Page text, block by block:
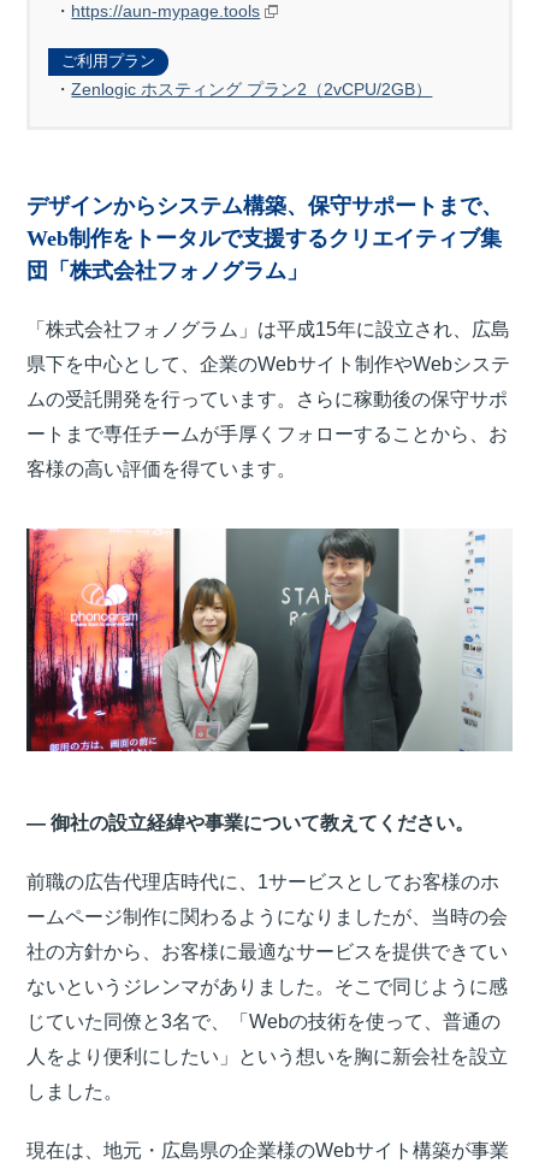
https://aun-mypage.tools
ご利用プラン
Zenlogic ホスティング プラン2（2vCPU/2GB）
デザインからシステム構築、保守サポートまで、
Web制作をトータルで支援するクリエイティブ集
団「株式会社フォノグラム」
「株式会社フォノグラム」は平成15年に設立され、広島
県下を中心として、企業のWebサイト制作やWebシステ
ムの受託開発を行っています。さらに稼動後の保守サポ
ートまで専任チームが手厚くフォローすることから、お
客様の高い評価を得ています。
― 御社の設立経緯や事業について教えてください。
前職の広告代理店時代に、1サービスとしてお客様のホ
ームページ制作に関わるようになりましたが、当時の会
社の方針から、お客様に最適なサービスを提供できてい
ないというジレンマがありました。そこで同じように感
じていた同僚と3名で、「Webの技術を使って、普通の
人をより便利にしたい」という想いを胸に新会社を設立
しました。
現在は、地元・広島県の企業様のWebサイト構築が事業